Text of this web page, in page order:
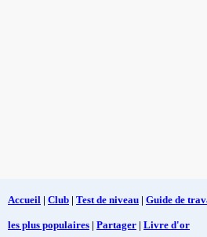
Accueil | Club | Test de niveau | Guide de
les plus populaires | Partager | Livre d'or